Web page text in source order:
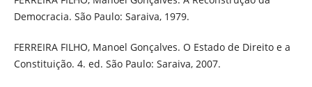
Democracia. São Paulo: Saraiva, 1979.
FERREIRA FILHO, Manoel Gonçalves. O Estado de Direito e a
Constituição. 4. ed. São Paulo: Saraiva, 2007.